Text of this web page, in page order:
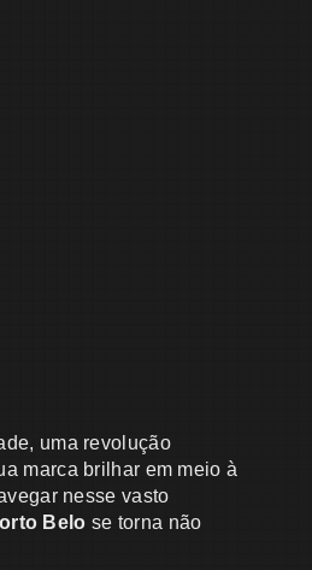
uma revolução
marca brilhar em meio à
nesse vasto
Belo se torna não